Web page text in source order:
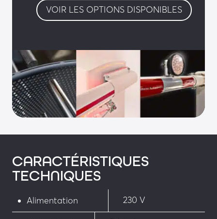
• Feu pénétration
• Détecteur de présence sur boucle magnétique
• Détecteur ultrason
• Pack anti vandalisme
• Dispositif de rotation manuel antichoc
• Dispositif de rotation motorisée (facilitant la
VOIR LES OPTIONS DISPONIBLES
CARACTÉRISTIQUES
TECHNIQUES
Alimentation 230 V